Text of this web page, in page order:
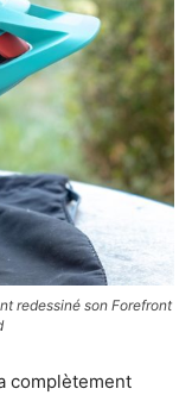
redessiné son Forefront
complètement